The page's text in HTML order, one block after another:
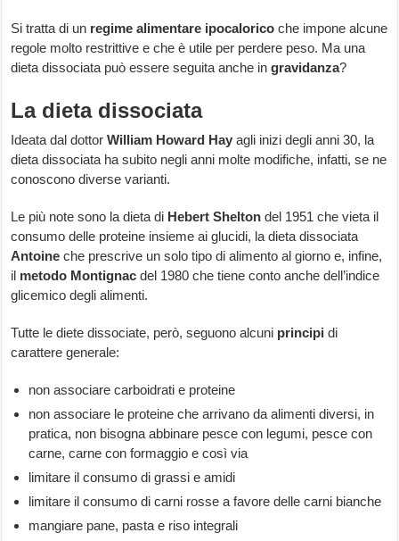
Si tratta di un regime alimentare ipocalorico che impone alcune
regole molto restrittive e che è utile per perdere peso. Ma una
dieta dissociata può essere seguita anche ingravidanza?
La dieta dissociata
Ideata dal dottorWilliam Howard Hay agli inizi degli anni 30, la
dieta dissociata ha subito negli anni molte modifiche, infatti, se ne
conoscono diverse varianti.
Le più note sono la dieta di Hebert Shelton del 1951 che vieta il
consumo delle proteine insieme ai glucidi, la dieta dissociata
Antoine che prescrive un solo tipo di alimento al giorno e, infine,
il metodo Montignac del 1980 che tiene conto anche dell’indice
glicemico degli alimenti.
Tutte le diete dissociate, però, seguono alcuni principi di
carattere generale:
non associare carboidrati e proteine
non associare le proteine che arrivano da alimenti diversi, in
pratica, non bisogna abbinare pesce con legumi, pesce con
carne, carne con formaggio e così via
limitare il consumo di grassi e amidi
limitare il consumo di carni rosse a favore delle carni bianche
mangiare pane, pasta e riso integrali